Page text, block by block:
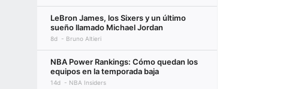
LeBron James, los Sixers y un último
sueño llamado Michael Jordan
8d Bruno Altieri
NBA Power Rankings: Cómo quedan los
equipos en la temporada baja
14d NBA Insiders